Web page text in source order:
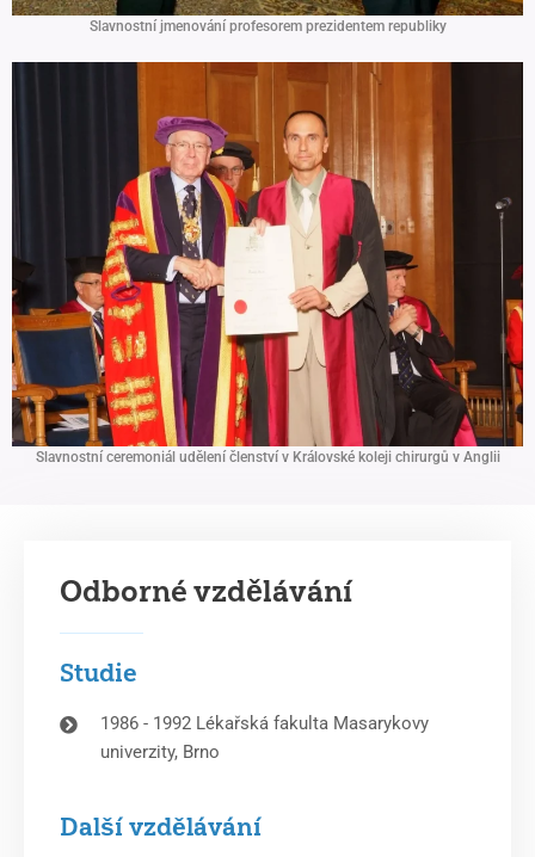
Slavnostní jmenování profesorem prezidentem republiky
Slavnostní ceremoniál udělení členství v Královské koleji chirurgů v Anglii
Odborné vzdělávání
Studie
1986 - 1992 Lékařská fakulta Masarykovy
univerzity, Brno
Další vzdělávání